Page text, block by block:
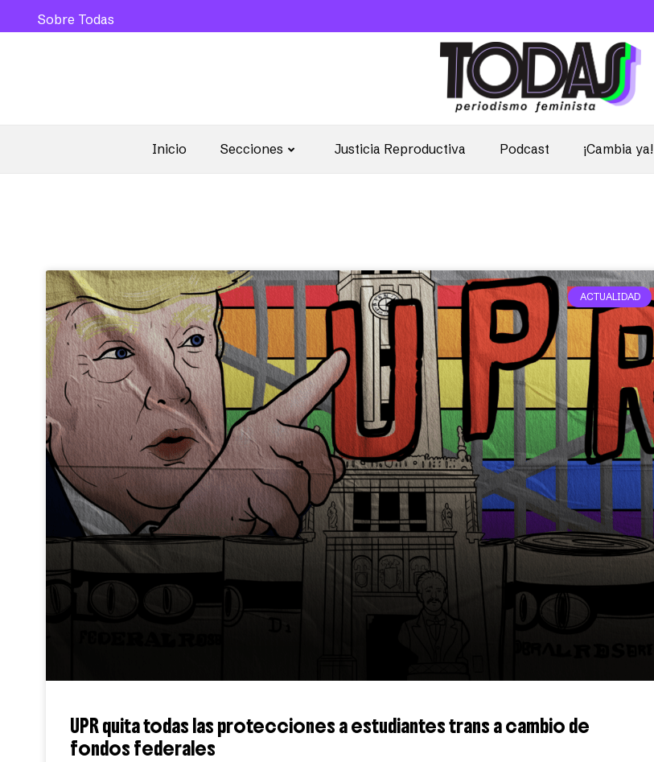
Inicio Secciones Justicia Reproductiva Podcast ¡Cambia ya!
Sobre Todas
ACTUALIDAD
UPR quita todas las protecciones a estudiantes trans a cambio de
fondos federales